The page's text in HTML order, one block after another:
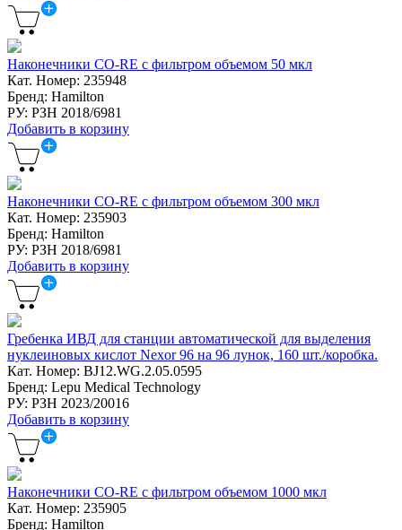
Наконечники CO-RE с фильтром объемом 50 мкл
Кат. Номер: 235948
Бренд: Hamilton
РУ: РЗН 2018/6981
Добавить в корзину
Наконечники CO-RE с фильтром объемом 300 мкл
Кат. Номер: 235903
Бренд: Hamilton
РУ: РЗН 2018/6981
Добавить в корзину
Гребенка ИВД для станции автоматической для выделения
нуклеиновых кислот Nexor 96 на 96 лунок, 160 шт./коробка.
Кат. Номер: BJ12.WG.2.05.0595
Бренд: Lepu Medical Technology
РУ: РЗН 2023/20016
Добавить в корзину
Наконечники CO-RE с фильтром объемом 1000 мкл
Кат. Номер: 235905
Бренд: Hamilton